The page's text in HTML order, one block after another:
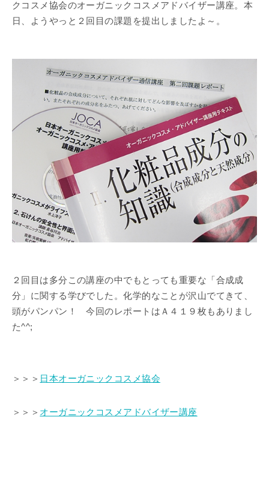
クコスメ協会のオーガニックコスメアドバイザー講座。本
日、ようやっと２回目の課題を提出しましたよ～。
２回目は多分この講座の中でもとっても重要な「合成成
分」に関する学びでした。化学的なことが沢山でてきて、
頭がパンパン！ 今回のレポートはＡ４１９枚もありまし
た^^;
＞＞＞ 日本オーガニックコスメ協会
＞＞＞ オーガニックコスメアドバイザー講座